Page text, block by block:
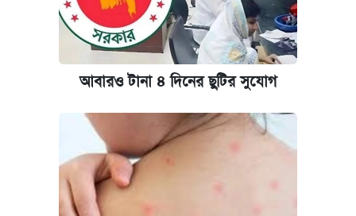
আবারও টানা ৪ দিনের ছুটির সুযোগ